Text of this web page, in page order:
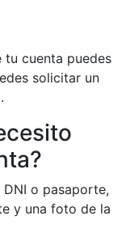
tu cuenta puedes
solicitar un
o pasaporte,
y una foto de la